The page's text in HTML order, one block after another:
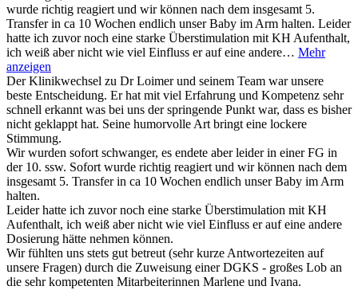
wurde richtig reagiert und wir können nach dem insgesamt 5.
Transfer in ca 10 Wochen endlich unser Baby im Arm halten. Leider
hatte ich zuvor noch eine starke Überstimulation mit KH Aufenthalt,
ich weiß aber nicht wie viel Einfluss er auf eine andere… Mehr
anzeigen
Der Klinikwechsel zu Dr Loimer und seinem Team war unsere
beste Entscheidung. Er hat mit viel Erfahrung und Kompetenz sehr
schnell erkannt was bei uns der springende Punkt war, dass es bisher
nicht geklappt hat. Seine humorvolle Art bringt eine lockere
Stimmung.
Wir wurden sofort schwanger, es endete aber leider in einer FG in
der 10. ssw. Sofort wurde richtig reagiert und wir können nach dem
insgesamt 5. Transfer in ca 10 Wochen endlich unser Baby im Arm
halten.
Leider hatte ich zuvor noch eine starke Überstimulation mit KH
Aufenthalt, ich weiß aber nicht wie viel Einfluss er auf eine andere
Dosierung hätte nehmen können.
Wir fühlten uns stets gut betreut (sehr kurze Antwortezeiten auf
unsere Fragen) durch die Zuweisung einer DGKS - großes Lob an
die sehr kompetenten Mitarbeiterinnen Marlene und Ivana.